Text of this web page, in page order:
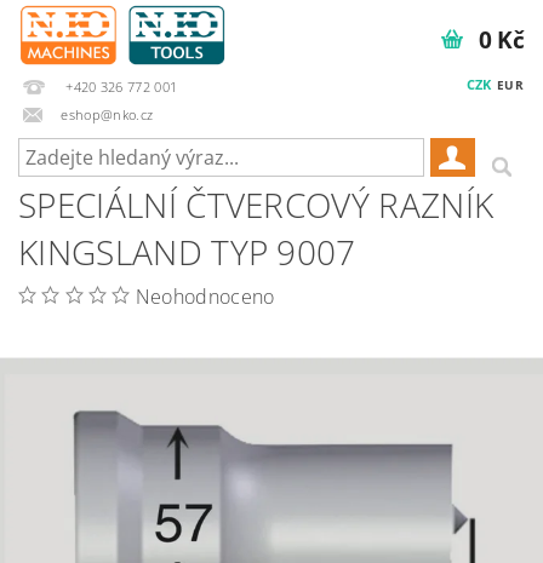
+420 326 772 001
eshop@nko.cz
CZK EUR
0 Kč
SPECIÁLNÍ ČTVERCOVÝ RAZNÍK
KINGSLAND TYP 9007
Neohodnoceno